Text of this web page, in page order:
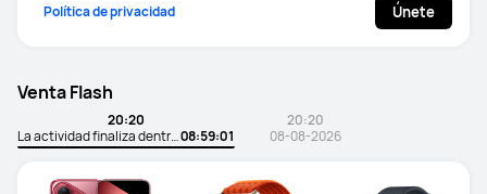
Política de privacidad Únete
Venta Flash
20:20
La actividad finaliza dentro de:08:59:00
20:20
08-08-2026